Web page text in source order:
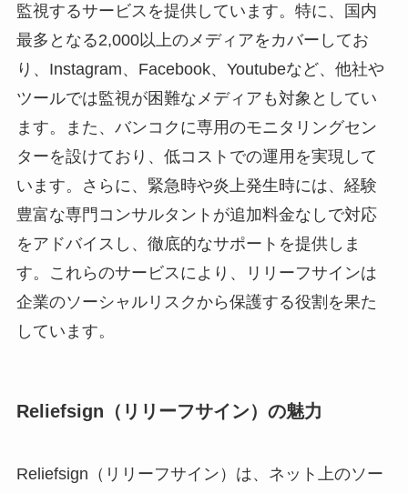
監視するサービスを提供しています。特に、国内
最多となる2,000以上のメディアをカバーしてお
り、Instagram、Facebook、Youtubeなど、他社や
ツールでは監視が困難なメディアも対象としてい
ます。また、バンコクに専用のモニタリングセン
ターを設けており、低コストでの運用を実現して
います。さらに、緊急時や炎上発生時には、経験
豊富な専門コンサルタントが追加料金なしで対応
をアドバイスし、徹底的なサポートを提供しま
す。これらのサービスにより、リリーフサインは
企業のソーシャルリスクから保護する役割を果た
しています。
Reliefsign（リリーフサイン）の魅力
Reliefsign（リリーフサイン）は、ネット上のソー